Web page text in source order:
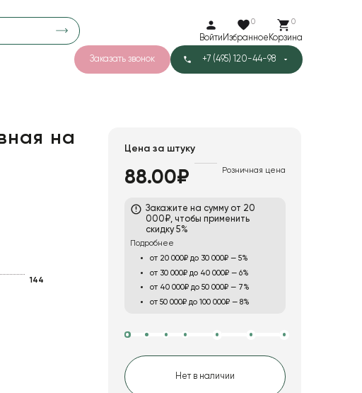
Войти
0
Избранное
0
Корзина
Заказать звонок +7 (495) 120-44-98
на
144
Цена за штуку
88.00₽ Розничная цена
Закажите на сумму от 20
000₽, чтобы применить
скидку 5%
Подробнее
от 20 000₽ до 30 000₽ — 5%
от 30 000₽ до 40 000₽ — 6%
от 40 000₽ до 50 000₽ — 7%
от 50 000₽ до 100 000₽ — 8%
Нет в наличии